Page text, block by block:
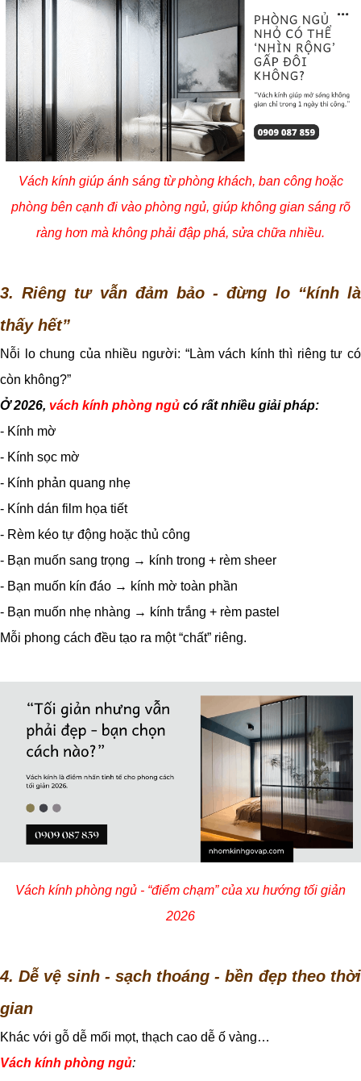
Vách kính giúp ánh sáng từ phòng khách, ban công hoặc
phòng bên cạnh đi vào phòng ngủ, giúp không gian sáng rõ
ràng hơn mà không phải đập phá, sửa chữa nhiều.
3. Riêng tư vẫn đảm bảo - đừng lo “kính là
thấy hết”
Nỗi lo chung của nhiều người: “Làm vách kính thì riêng tư có
còn không?”
Ở 2026, vách kính phòng ngủ có rất nhiều giải pháp:
- Kính mờ
- Kính sọc mờ
- Kính phản quang nhẹ
- Kính dán film họa tiết
- Rèm kéo tự động hoặc thủ công
- Bạn muốn sang trọng → kính trong + rèm sheer
- Bạn muốn kín đáo → kính mờ toàn phần
- Bạn muốn nhẹ nhàng → kính trắng + rèm pastel
Mỗi phong cách đều tạo ra một “chất” riêng.
Vách kính phòng ngủ - “điểm chạm” của xu hướng tối giản
2026
4. Dễ vệ sinh - sạch thoáng - bền đẹp theo thời
gian
Khác với gỗ dễ mối mọt, thạch cao dễ ố vàng…
Vách kính phòng ngủ: